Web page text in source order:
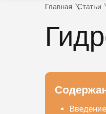
Главная Статьи
Введение